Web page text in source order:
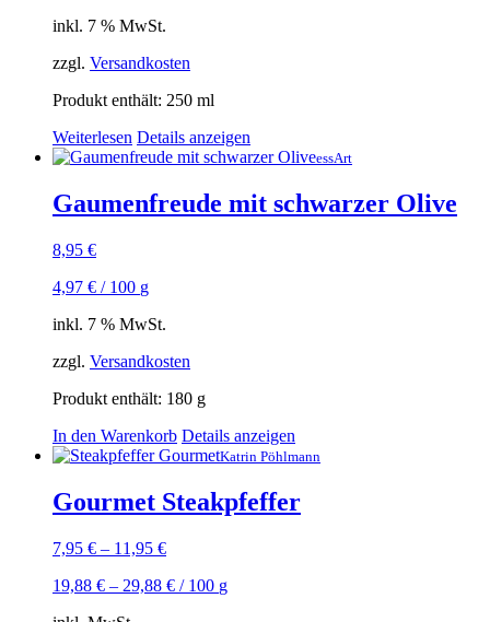
inkl. 7 % MwSt.
zzgl. Versandkosten
Produkt enthält: 250 ml
Weiterlesen Details anzeigen
essArt
Gaumenfreude mit schwarzer Olive
8,95 €
4,97 € / 100 g
inkl. 7 % MwSt.
zzgl. Versandkosten
Produkt enthält: 180 g
In den Warenkorb Details anzeigen
Katrin Pöhlmann
Gourmet Steakpfeffer
7,95 € – 11,95 €
19,88 € – 29,88 € / 100 g